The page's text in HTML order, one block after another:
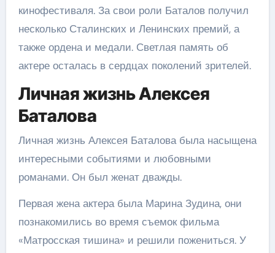
кинофестиваля. За свои роли Баталов получил
несколько Сталинских и Ленинских премий, а
также ордена и медали. Светлая память об
актере осталась в сердцах поколений зрителей.
Личная жизнь Алексея
Баталова
Личная жизнь Алексея Баталова была насыщена
интересными событиями и любовными
романами. Он был женат дважды.
Первая жена актера была Марина Зудина, они
познакомились во время съемок фильма
«Матросская тишина» и решили пожениться. У